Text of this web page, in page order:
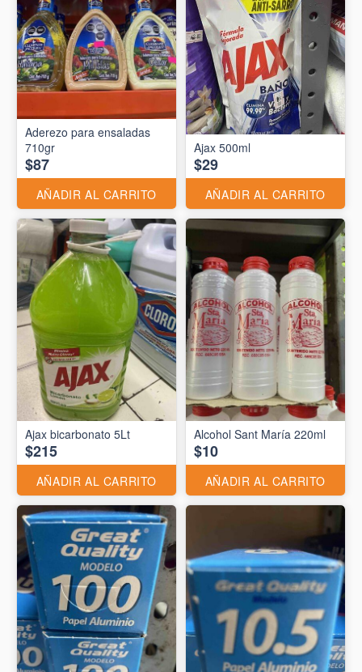
Aderezo para ensaladas
710gr
$87
AÑADIR AL CARRITO
Ajax 500ml
$29
AÑADIR AL CARRITO
Ajax bicarbonato 5Lt
$215
AÑADIR AL CARRITO
Alcohol Sant María 220ml
$10
AÑADIR AL CARRITO